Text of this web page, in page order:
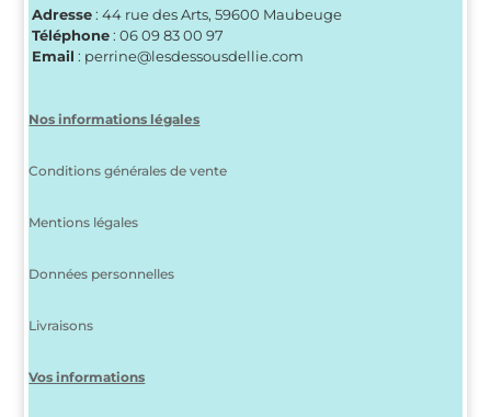
Adresse: 44 rue des Arts, 59600 Maubeuge
Téléphone: 06 09 83 00 97
Email : perrine@lesdessousdellie.com
Nos informations légales
Conditions générales de vente
Mentions légales
Données personnelles
Livraisons
Vos informations